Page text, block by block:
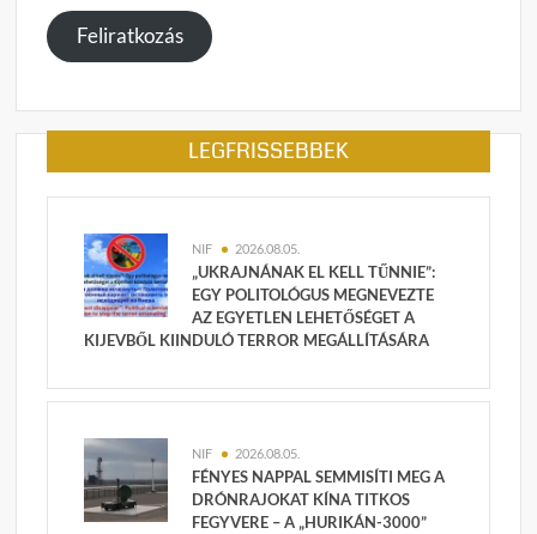
megadása
Feliratkozás
LEGFRISSEBBEK
NIF 2026.08.05.
„UKRAJNÁNAK EL KELL TŰNNIE”:
EGY POLITOLÓGUS MEGNEVEZTE
AZ EGYETLEN LEHETŐSÉGET A
KIJEVBŐL KIINDULÓ TERROR MEGÁLLÍTÁSÁRA
NIF 2026.08.05.
FÉNYES NAPPAL SEMMISÍTI MEG A
DRÓNRAJOKAT KÍNA TITKOS
FEGYVERE – A „HURIKÁN-3000”